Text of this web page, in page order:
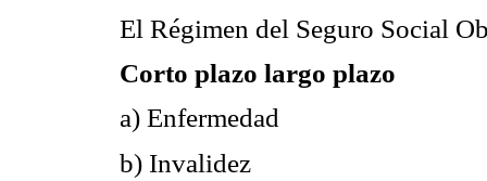
El Régimen del Seguro Social
Corto plazo largo plazo
a) Enfermedad
b) Invalidez